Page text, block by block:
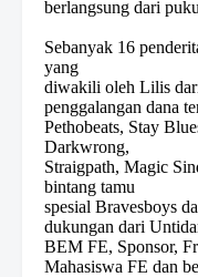
berlangsung dari
Sebanyak 16
yang
diwakili oleh Lilis
penggalangan dana
Pethobeats, Stay
Darkwrong,
Straigpath, Magic
bintang tamu
spesial Bravesboys
dukungan dari
BEM FE, Sponsor,
Mahasiswa FE dan